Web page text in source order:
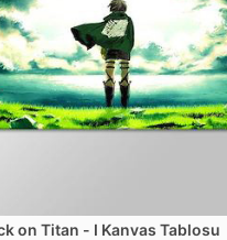
on Titan - I Kanvas Tablosu